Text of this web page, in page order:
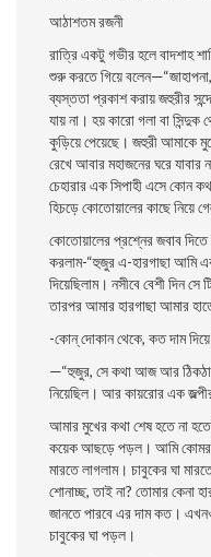
আঠাশতম রজনী
রাত্রি একটু গভীর হলে বাদশাহ
শুরু করতে গিয়ে
ব্যস্ততা প্রকাশ করায় জহুরীর
যায় না। হয় কারাে গলা বা সিন্দুক
কুড়িয়ে পেয়েছে। জহুরী আমাকে
রেখে আবার মহাজনের ঘরে যাবার
চেহারার এক সিপাহী এসে কোন
হিচড়ে কোতােয়ালের কাছে নিয়ে
কোতােয়ালের প্রশ্নের জবাব
করলাম-“হুজুর এ-হারগাছা আমি
দিয়েছিলাম। নসীবে বেশী দিন
তারপর আমার হারগাছা আমার
-কোন্ দোকান থেকে, কত দাম দিয়ে
—“হুজুর, সে কথা আজ আর
নিয়েছিল। আর কায়রাের এক
আমার মুখের কথা শেষ হতে না
কয়েক আছড়ে পড়ল। আমি
মারতে লাগলাম। চাবুকের ঘা
শােনাচ্ছ, তাই না? তােমার কেনা
জানতে পারবে এর দাম কত।
চাবুকের ঘা পড়ল।